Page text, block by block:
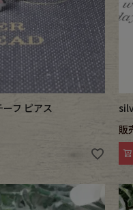
フ ピアス
販